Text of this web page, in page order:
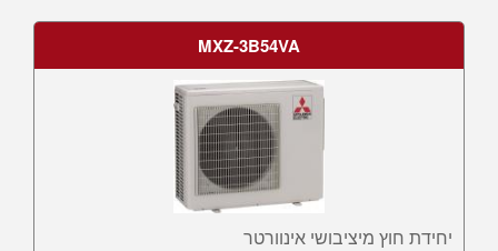
MXZ-3B54VA
יחידת חוץ מיציבושי אינוורטר